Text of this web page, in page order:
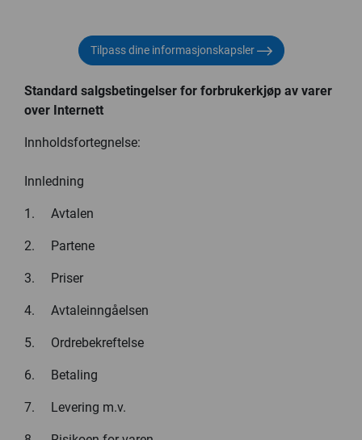
Tilpass dine informasjonskapsler
Standard salgsbetingelser for forbrukerkjøp av varer
over Internett
Innholdsfortegnelse:
Innledning
1. Avtalen
2. Partene
3. Priser
4. Avtaleinngåelsen
5. Ordrebekreftelse
6. Betaling
7. Levering m.v.